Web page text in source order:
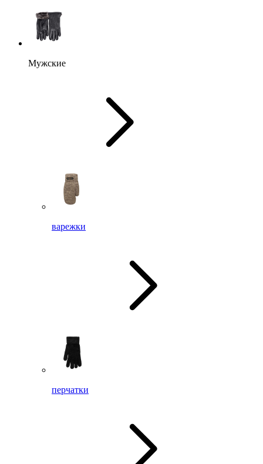
Мужские
варежки
перчатки